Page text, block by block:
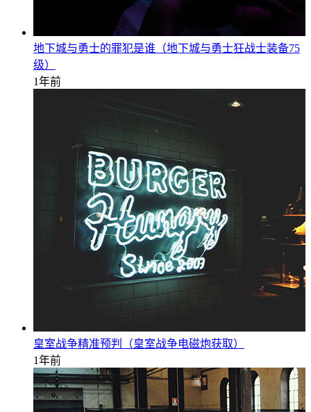
地下城与勇士的罪犯是谁（地下城与勇士狂战士装备75
级）
1年前
皇室战争精准预判（皇室战争电磁炮获取）
1年前